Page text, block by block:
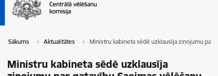
Sākums Aktualitātes Ministru kabineta sēdē uzklausīja ziņojumu par
Ministru kabineta sēdē uzklausīja